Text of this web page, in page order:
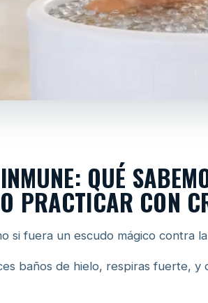
QUÉ
PRACTICAR CON
si fuera un escudo mágico contra
baños de hielo, respiras fuerte,